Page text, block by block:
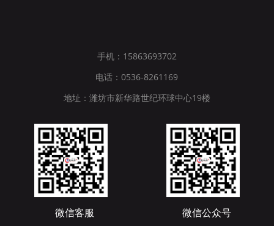
手机：15863693702
电话：0536-8261169
地址：潍坊市新华路世纪环球中心19楼
微信客服 微信公众号